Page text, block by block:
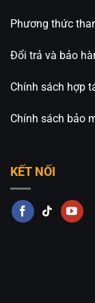
Phương thức
Đổi trả và bảo
Chính sách hợp
Chính sách bảo
KẾT NỐI